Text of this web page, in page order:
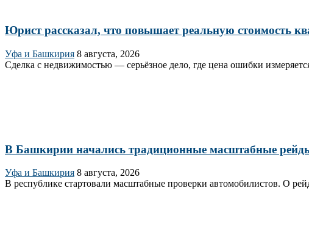
Юрист рассказал, что повышает реальную стоимость
Уфа и Башкирия 8 августа, 2026
Сделка с недвижимостью — серьёзное дело, где цена ошибки
В Башкирии начались традиционные масштабные
Уфа и Башкирия 8 августа, 2026
В республике стартовали масштабные проверки автомобилистов. О